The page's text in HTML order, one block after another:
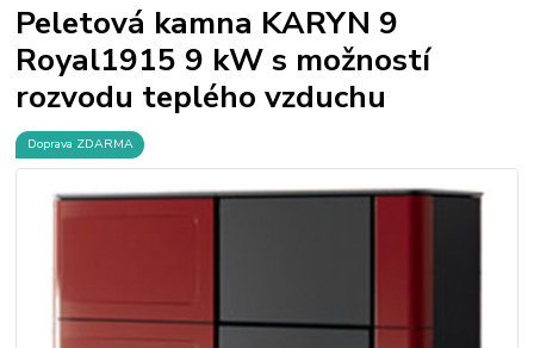
Peletová kamna KARYN 9
Royal1915 9 kW s možností
rozvodu teplého vzduchu
Doprava ZDARMA